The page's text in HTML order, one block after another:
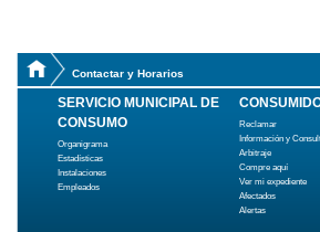
Contactar y Horarios
SERVICIO MUNICIPAL DE
CONSUMO
Organigrama
Estadísticas
Instalaciones
Empleados
Reclamar
Información y
Arbitraje
Compre aquí
Ver mi expediente
Afectados
Alertas